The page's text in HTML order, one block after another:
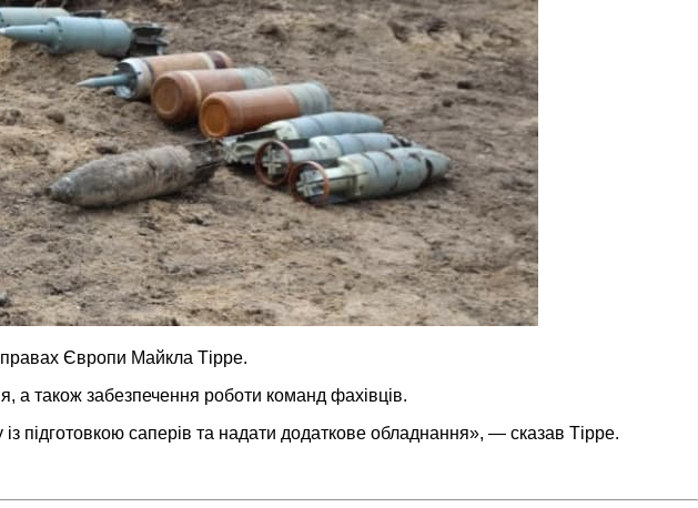
Європи Майкла Тірре.
також забезпечення роботи команд фахівців.
підготовкою саперів та надати додаткове обладнання», — сказав Тірре.